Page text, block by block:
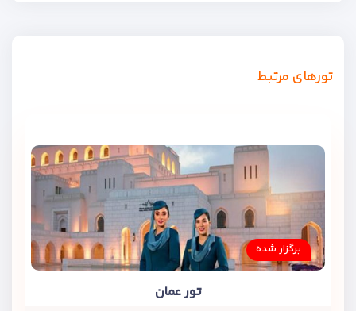
تورهای مرتبط
برگزار شده
تور عمان